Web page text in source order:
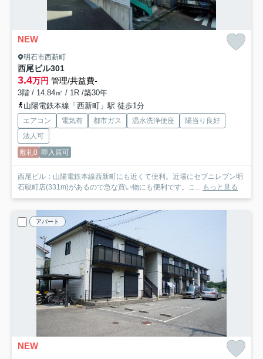
NEW
明石市西新町
西尾ビル301
3.4万円 管理/共益費-
3階 / 14.84㎡ / 1R /築30年
山陽電鉄本線「西新町」駅 徒歩1分
エアコン 電気有 都市ガス 温水洗浄便座
陽当り良好
法人可
敷礼0 即入居可
西尾ビル：山陽電鉄本線西新町にも近くて便利。近場にセブニレブン明
石硯町店(331m)があるので急な買い物にも便利です。こ... もっと見る
アパート
NEW